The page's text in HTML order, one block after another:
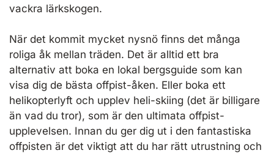
vackra lärkskogen.
När det kommit mycket nysnö finns det många
roliga åk mellan träden. Det är alltid ett bra
alternativ att boka en lokal bergsguide som kan
visa dig de bästa offpist-åken. Eller boka ett
helikopterlyft och upplev heli-skiing (det är billigare
än vad du tror), som är den ultimata offpist-
upplevelsen. Innan du ger dig ut i den fantastiska
offpisten är det viktigt att du har rätt utrustning och